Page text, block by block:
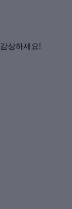
상하세요!